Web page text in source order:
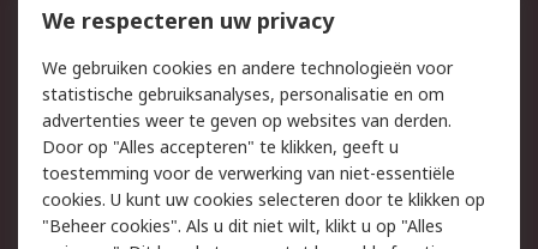
Bestellen
Inkoopoplossingen
Track & Trace
Wettelijk
Cookiebeleid
Email veiligheid
Privacybeleid
Websitevoorwaarden
We respecteren uw privacy
We gebruiken cookies en andere technologieën voor
statistische gebruiksanalyses, personalisatie en om
advertenties weer te geven op websites van derden.
Door op "Alles accepteren" te klikken, geeft u
toestemming voor de verwerking van niet-essentiële
cookies. U kunt uw cookies selecteren door te klikken op
"Beheer cookies". Als u dit niet wilt, klikt u op "Alles